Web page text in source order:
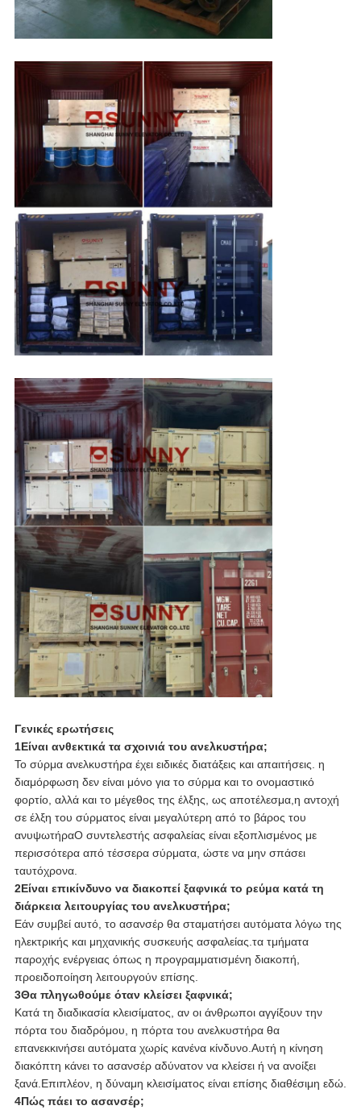
Γενικές ερωτήσεις
1Είναι ανθεκτικά τα σχοινιά του ανελκυστήρα;
Το σύρμα ανελκυστήρα έχει ειδικές διατάξεις και απαιτήσεις. η
διαμόρφωση δεν είναι μόνο για το σύρμα και το ονομαστικό
φορτίο, αλλά και το μέγεθος της έλξης, ως αποτέλεσμα,η αντοχή
σε έλξη του σύρματος είναι μεγαλύτερη από το βάρος του
ανυψωτήραΟ συντελεστής ασφαλείας είναι εξοπλισμένος με
περισσότερα από τέσσερα σύρματα, ώστε να μην σπάσει
ταυτόχρονα.
2Είναι επικίνδυνο να διακοπεί ξαφνικά το ρεύμα κατά τη
διάρκεια λειτουργίας του ανελκυστήρα;
Εάν συμβεί αυτό, το ασανσέρ θα σταματήσει αυτόματα λόγω της
ηλεκτρικής και μηχανικής συσκευής ασφαλείας.τα τμήματα
παροχής ενέργειας όπως η προγραμματισμένη διακοπή,
προειδοποίηση λειτουργούν επίσης.
3Θα πληγωθούμε όταν κλείσει ξαφνικά;
Κατά τη διαδικασία κλεισίματος, αν οι άνθρωποι αγγίξουν την
πόρτα του διαδρόμου, η πόρτα του ανελκυστήρα θα
επανεκκινήσει αυτόματα χωρίς κανένα κίνδυνο.Αυτή η κίνηση
διακόπτη κάνει το ασανσέρ αδύνατον να κλείσει ή να ανοίξει
ξανά.Επιπλέον, η δύναμη κλεισίματος είναι επίσης διαθέσιμη εδώ.
4Πώς πάει το ασανσέρ;